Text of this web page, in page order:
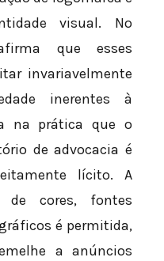
visual. No
que esses
invariavelmente
inerentes à
na prática que o
de advocacia é
lícito. A
de cores, fontes
é permitida,
a anúncios